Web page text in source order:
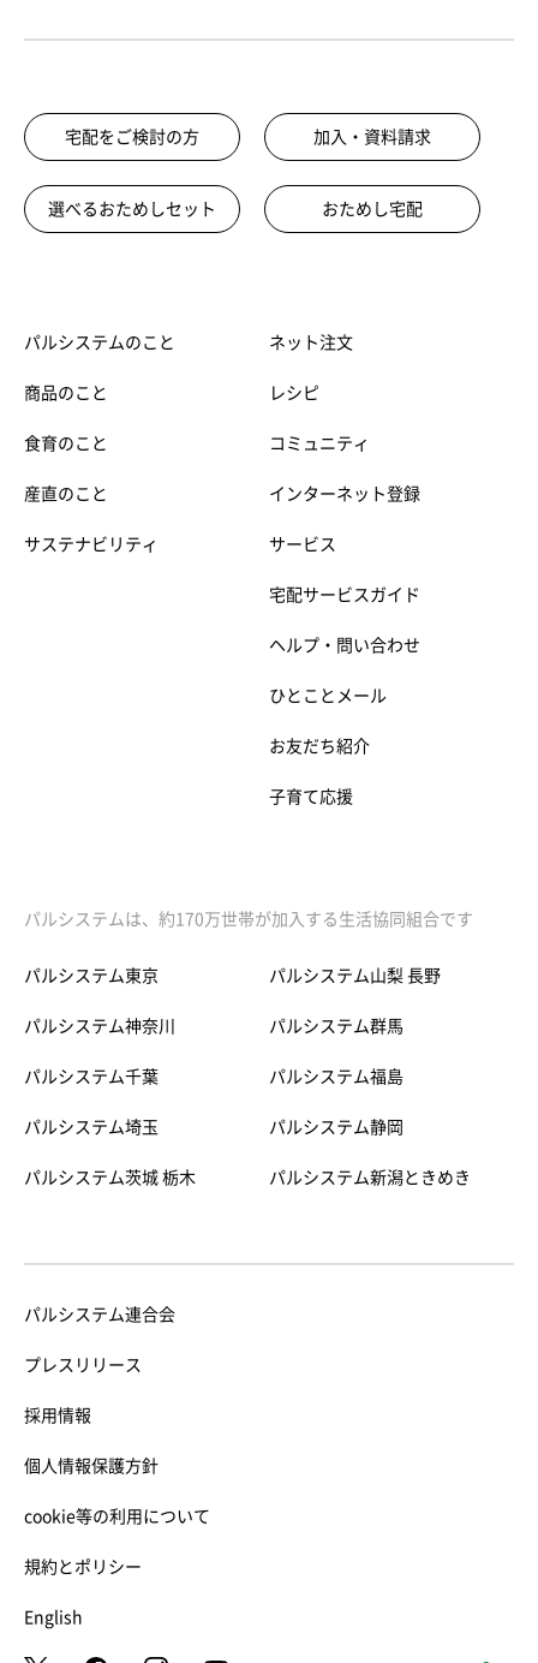
宅配をご検討の方 加入・資料請求
選べるおためしセット おためし宅配
パルシステムのこと
商品のこと
食育のこと
産直のこと
サステナビリティ
ネット注文
レシピ
コミュニティ
インターネット登録
サービス
宅配サービスガイド
ヘルプ・問い合わせ
ひとことメール
お友だち紹介
子育て応援
パルシステムは、約170万世帯が加入する生活協同組合です
パルシステム東京
パルシステム神奈川
パルシステム千葉
パルシステム埼玉
パルシステム茨城 栃木
パルシステム山梨 長野
パルシステム群馬
パルシステム福島
パルシステム静岡
パルシステム新潟ときめき
パルシステム連合会
プレスリリース
採用情報
個人情報保護方針
cookie等の利用について
規約とポリシー
English